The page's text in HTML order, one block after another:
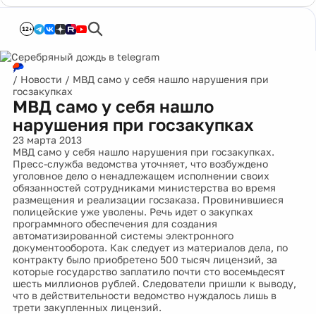
12+
/ Новости / МВД само у себя нашло нарушения при
госзакупках
МВД само у себя нашло
нарушения при госзакупках
23 марта 2013
МВД само у себя нашло нарушения при госзакупках.
Пресс-служба ведомства уточняет, что возбуждено
уголовное дело о ненадлежащем исполнении своих
обязанностей сотрудниками министерства во время
размещения и реализации госзаказа. Провинившиеся
полицейские уже уволены. Речь идет о закупках
программного обеспечения для создания
автоматизированной системы электронного
документооборота. Как следует из материалов дела, по
контракту было приобретено 500 тысяч лицензий, за
которые государство заплатило почти сто восемьдесят
шесть миллионов рублей. Следователи пришли к выводу,
что в действительности ведомство нуждалось лишь в
трети закупленных лицензий.